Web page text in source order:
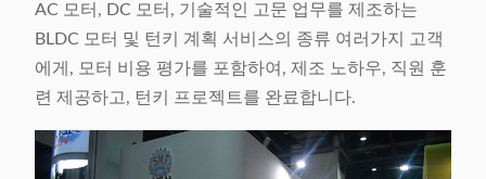
AC 모터, DC 모터, 기술적인 고문 업무를 제조하는
BLDC 모터 및 턴키 계획 서비스의 종류 여러가지 고객
에게, 모터 비용 평가를 포함하여, 제조 노하우, 직원 훈
련 제공하고, 턴키 프로젝트를 완료합니다.